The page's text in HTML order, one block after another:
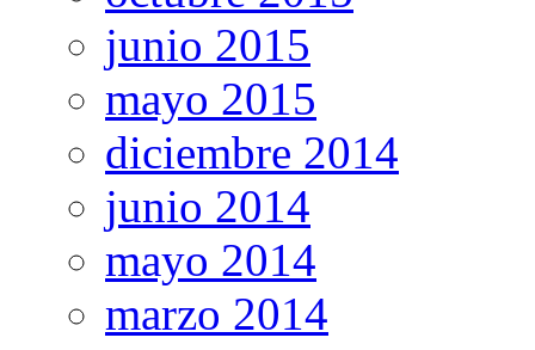
junio 2015
mayo 2015
diciembre 2014
junio 2014
mayo 2014
marzo 2014